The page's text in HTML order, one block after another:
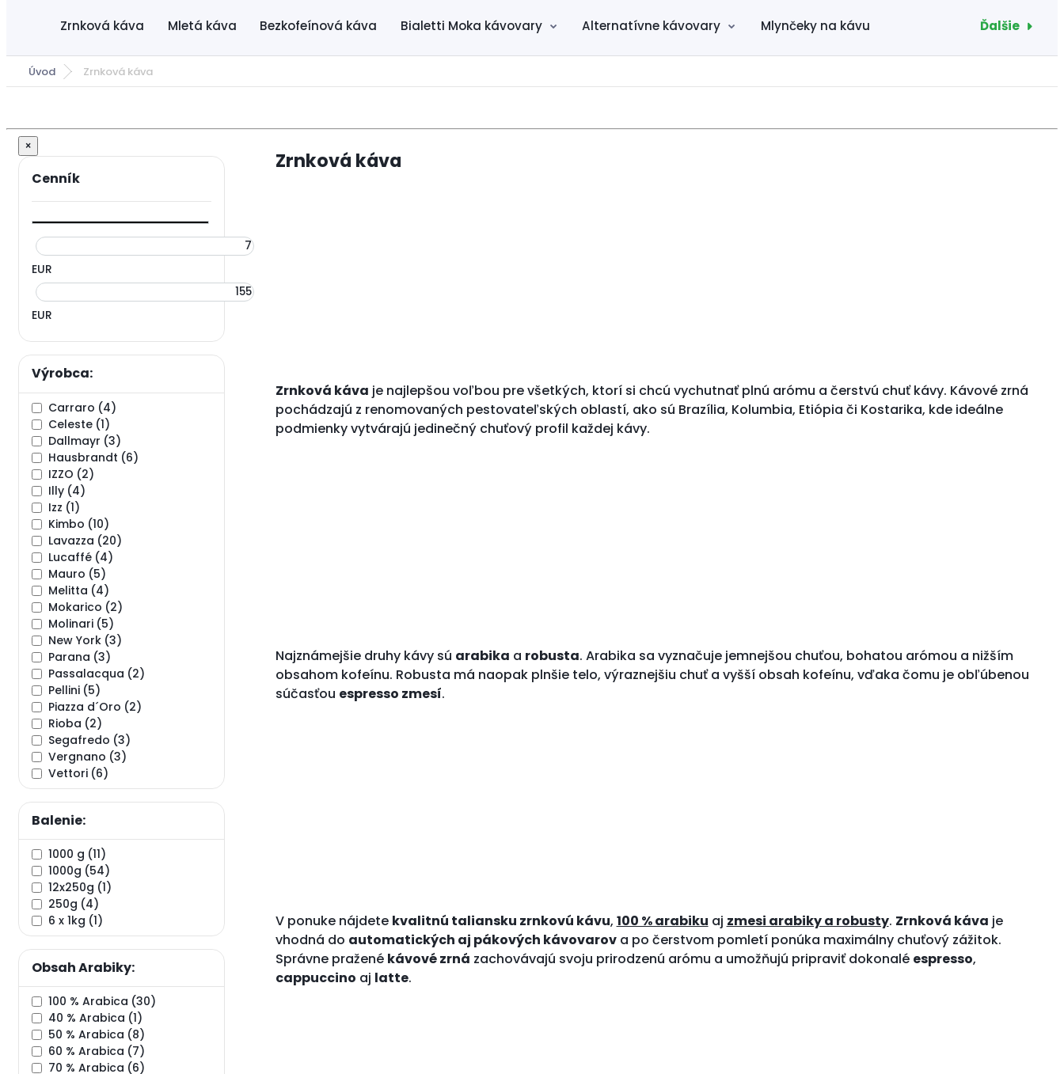
Zrnková káva Mletá káva Bezkofeínová káva Bialetti Moka kávovary Alternatívne kávovary Mlynčeky na kávu Ďalšie
Úvod Zrnková káva
Zrnková káva
Zrnková káva je najlepšou voľbou pre všetkých, ktorí si chcú vychutnať plnú arómu a čerstvú chuť kávy. Kávové zrná
pochádzajú z renomovaných pestovateľských oblastí, ako sú Brazília, Kolumbia, Etiópia či Kostarika, kde ideálne
podmienky vytvárajú jedinečný chuťový profil každej kávy.
Najznámejšie druhy kávy sú arabika a robusta. Arabika sa vyznačuje jemnejšou chuťou, bohatou arómou a nižším
obsahom kofeínu. Robusta má naopak plnšie telo, výraznejšiu chuť a vyšší obsah kofeínu, vďaka čomu je obľúbenou
súčasťou espresso zmesí.
V ponuke nájdete kvalitnú taliansku zrnkovú kávu, 100 % arabiku aj zmesi arabiky a robusty. Zrnková káva je
vhodná do automatických aj pákových kávovarova po čerstvom pomletí ponúka maximálny chuťový zážitok.
Správne pražené kávové zrná zachovávajú svoju prirodzenú arómu a umožňujú pripraviť dokonalé espresso,
cappuccino aj latte.
×
EUR
EUR
Výrobca:
Carraro (4)
Celeste (1)
Dallmayr (3)
Hausbrandt (6)
IZZO (2)
Illy (4)
Izz (1)
Kimbo (10)
Lavazza (20)
Lucaffé (4)
Mauro (5)
Melitta (4)
Mokarico (2)
Molinari (5)
New York (3)
Parana (3)
Passalacqua (2)
Pellini (5)
Piazza d´Oro (2)
Rioba (2)
Segafredo (3)
Vergnano (3)
Vettori (6)
Balenie:
1000 g (11)
1000g (54)
12x250g (1)
250g (4)
6 x 1kg (1)
Obsah Arabiky:
100 % Arabica (30)
40 % Arabica (1)
50 % Arabica (8)
60 % Arabica (7)
70 % Arabica (6)